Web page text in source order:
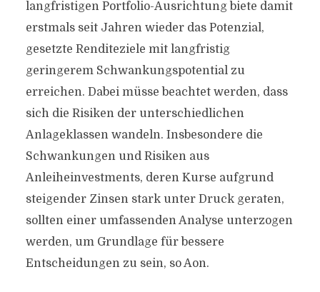
langfristigen Portfolio-Ausrichtung biete damit
erstmals seit Jahren wieder das Potenzial,
gesetzte Renditeziele mit langfristig
geringerem Schwankungspotential zu
erreichen. Dabei müsse beachtet werden, dass
sich die Risiken der unterschiedlichen
Anlageklassen wandeln. Insbesondere die
Schwankungen und Risiken aus
Anleiheinvestments, deren Kurse aufgrund
steigender Zinsen stark unter Druck geraten,
sollten einer umfassenden Analyse unterzogen
werden, um Grundlage für bessere
Entscheidungen zu sein, so Aon.